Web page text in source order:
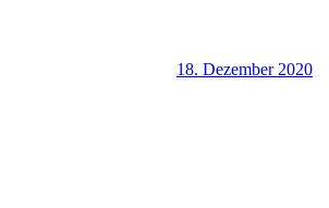
18. Dezember 2020